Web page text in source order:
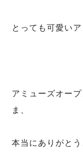
とっても可愛い
アミューズオー
ま、
本当にありがと